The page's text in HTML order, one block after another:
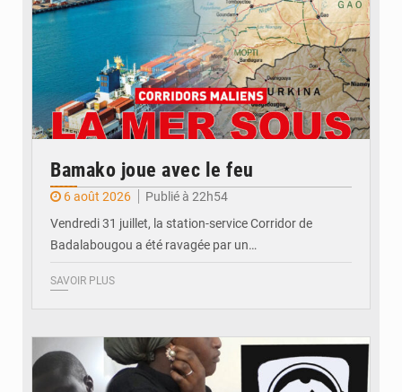
Bamako joue avec le feu
6 août 2026
Publié à 22h54
Vendredi 31 juillet, la station-service Corridor de
Badalabougou a été ravagée par un…
SAVOIR PLUS